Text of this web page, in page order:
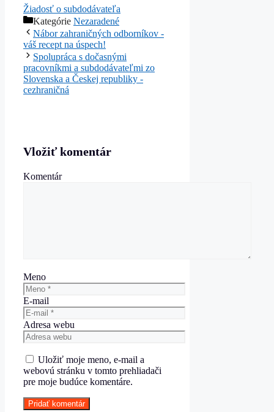
Žiadosť o subdodávateľa
Kategórie Nezaradené
Nábor zahraničných odborníkov -
váš recept na úspech!
Spolupráca s dočasnými
pracovníkmi a subdodávateľmi zo
Slovenska a Českej republiky -
cezhraničná
Vložiť komentár
Komentár
Meno
E-mail
Adresa webu
Uložiť moje meno, e-mail a
webovú stránku v tomto prehliadači
pre moje budúce komentáre.